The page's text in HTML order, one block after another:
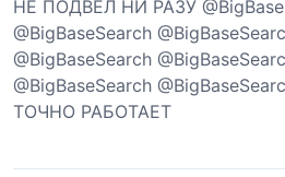
НЕ ПОДВЕЛ НИ РАЗУ
@BigBaseSearch
@BigBaseSearch
@BigBaseSearch
ТОЧНО РАБОТАЕТ